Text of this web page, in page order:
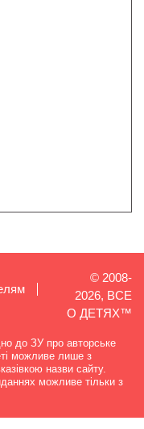
© 2008-
2026, ВСЕ
О ДЕТЯХ™
до ЗУ про авторське
можливе лише з
назви сайту.
можливе тільки з